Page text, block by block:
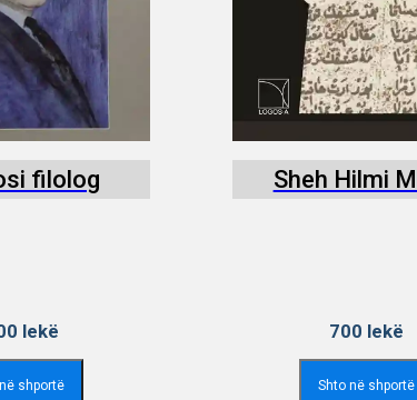
filolog
lekë
shportë
Sheh Hilmi
700 lekë
Shto në shportë